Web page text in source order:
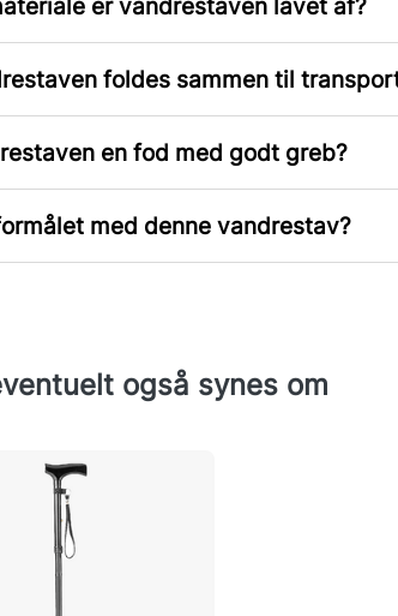
er vandrestaven lavet af?
foldes sammen til
en fod med godt greb?
med denne vandrestav?
også synes om